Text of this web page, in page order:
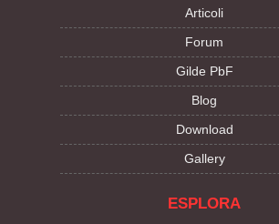
Articoli
Forum
Gilde PbF
Blog
Download
Gallery
ESPLORA